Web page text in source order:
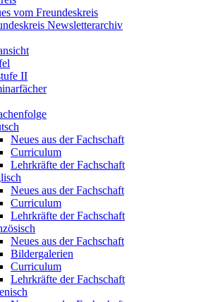
vom Freundeskreis
Newsletterarchiv
II
Neues aus der Fachschaft
Curriculum
Lehrkräfte der Fachschaft
Neues aus der Fachschaft
Curriculum
Lehrkräfte der Fachschaft
Neues aus der Fachschaft
Bildergalerien
Curriculum
Lehrkräfte der Fachschaft